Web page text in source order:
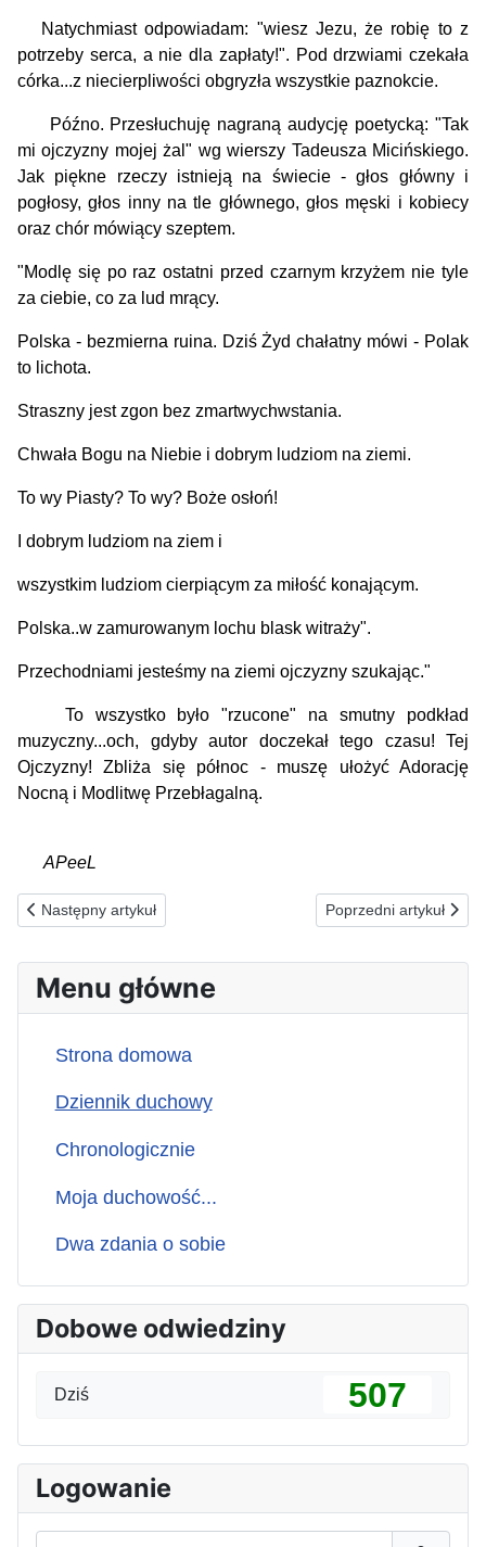
Natychmiast odpowiadam: "wiesz Jezu, że robię to z
potrzeby serca, a nie dla zapłaty!". Pod drzwiami czekała
córka...z niecierpliwości obgryzła wszystkie paznokcie.
Późno. Przesłuchuję nagraną audycję poetycką: "Tak
mi ojczyzny mojej żal" wg wierszy Tadeusza Micińskiego.
Jak piękne rzeczy istnieją na świecie - głos główny i
pogłosy, głos inny na tle głównego, głos męski i kobiecy
oraz chór mówiący szeptem.
"Modlę się po raz ostatni przed czarnym krzyżem nie tyle
za ciebie, co za lud mrący.
Polska - bezmierna ruina. Dziś Żyd chałatny mówi - Polak
to lichota.
Straszny jest zgon bez zmartwychwstania.
Chwała Bogu na Niebie i dobrym ludziom na ziemi.
To wy Piasty? To wy? Boże osłoń!
I dobrym ludziom na ziem i
wszystkim ludziom cierpiącym za miłość konającym.
Polska..w zamurowanym lochu blask witraży".
Przechodniami jesteśmy na ziemi ojczyzny szukając."
To wszystko było "rzucone" na smutny podkład
muzyczny...och, gdyby autor doczekał tego czasu! Tej
Ojczyzny! Zbliża się północ - muszę ułożyć Adorację
Nocną i Modlitwę Przebłagalną.
APeeL
Poprzednia strona: 29.03.1991(pt) Najpiękniejszy dzień roku...
Następny artykuł Następna strona:
Poprzedni artykuł
Menu główne
Strona domowa
Dziennik duchowy
Chronologicznie
Moja duchowość...
Dwa zdania o sobie
Dobowe odwiedziny
Dziś 507
Logowanie